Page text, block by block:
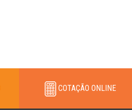
COTAÇÃO ONLINE